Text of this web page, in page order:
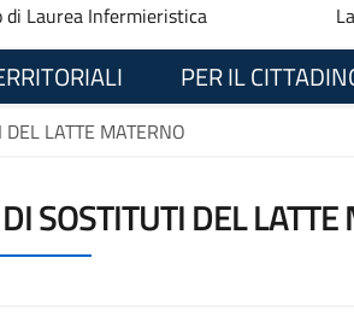
di Laurea Infermieristica
PER IL
LATTE MATERNO
SOSTITUTI DEL